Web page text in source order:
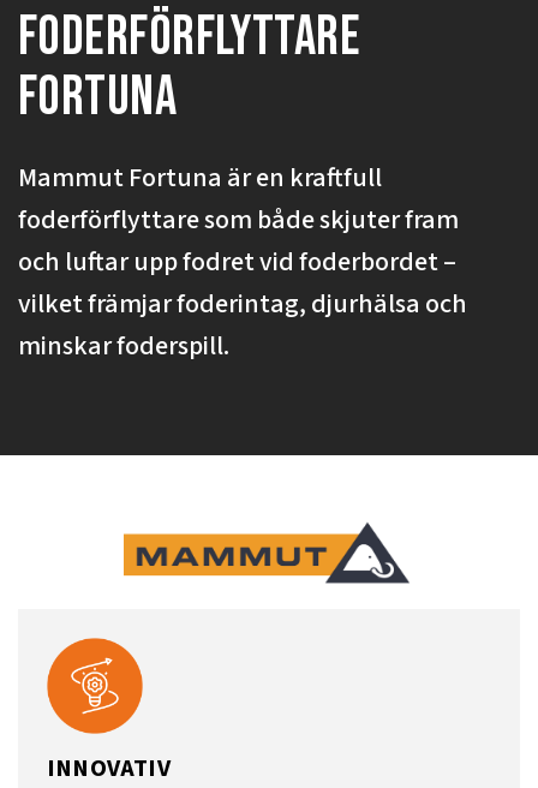
Foderförflyttare
Fortuna
Mammut Fortuna är en kraftfull
foderförflyttare som både skjuter fram
och luftar upp fodret vid foderbordet –
vilket främjar foderintag, djurhälsa och
minskar foderspill.
INNOVATIV